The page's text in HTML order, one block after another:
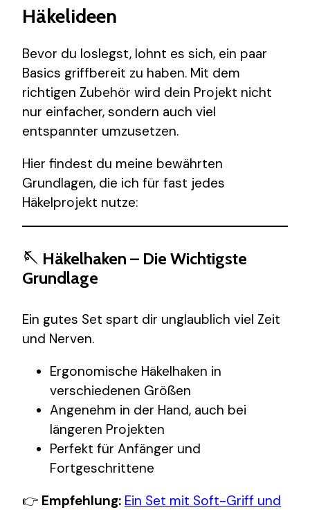
Häkelideen
Bevor du loslegst, lohnt es sich, ein paar
Basics griffbereit zu haben. Mit dem
richtigen Zubehör wird dein Projekt nicht
nur einfacher, sondern auch viel
entspannter umzusetzen.
Hier findest du meine bewährten
Grundlagen, die ich für fast jedes
Häkelprojekt nutze:
🪡 Häkelhaken – Die Wichtigste
Grundlage
Ein gutes Set spart dir unglaublich viel Zeit
und Nerven.
Ergonomische Häkelhaken in
verschiedenen Größen
Angenehm in der Hand, auch bei
längeren Projekten
Perfekt für Anfänger und
Fortgeschrittene
👉 Empfehlung: Ein Set mit Soft-Griff und